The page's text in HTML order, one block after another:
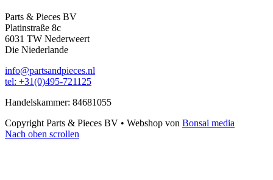
Parts & Pieces BV
Platinstraße 8c
6031 TW Nederweert
Die Niederlande
info@partsandpieces.nl
tel: +31(0)495-721125
Handelskammer: 84681055
Copyright Parts & Pieces BV • Webshop von Bonsai media
Nach oben scrollen